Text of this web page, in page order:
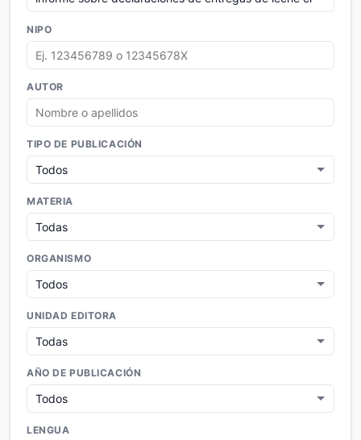
NIPO
AUTOR
TIPO DE PUBLICACIÓN
MATERIA
ORGANISMO
UNIDAD EDITORA
AÑO DE PUBLICACIÓN
LENGUA